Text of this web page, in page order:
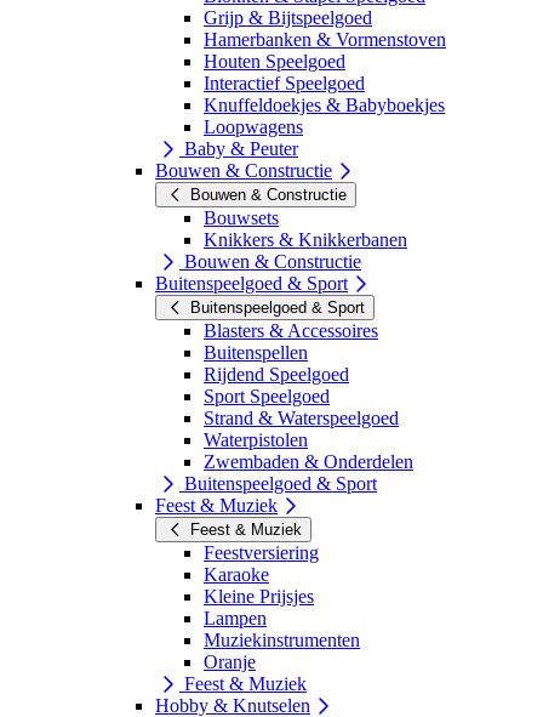
Grijp & Bijtspeelgoed
Hamerbanken & Vormenstoven
Houten Speelgoed
Interactief Speelgoed
Knuffeldoekjes & Babyboekjes
Loopwagens
Baby & Peuter
Bouwen & Constructie
Bouwen & Constructie
Bouwsets
Knikkers & Knikkerbanen
Bouwen & Constructie
Buitenspeelgoed & Sport
Buitenspeelgoed & Sport
Blasters & Accessoires
Buitenspellen
Rijdend Speelgoed
Sport Speelgoed
Strand & Waterspeelgoed
Waterpistolen
Zwembaden & Onderdelen
Buitenspeelgoed & Sport
Feest & Muziek
Feest & Muziek
Feestversiering
Karaoke
Kleine Prijsjes
Lampen
Muziekinstrumenten
Oranje
Feest & Muziek
Hobby & Knutselen